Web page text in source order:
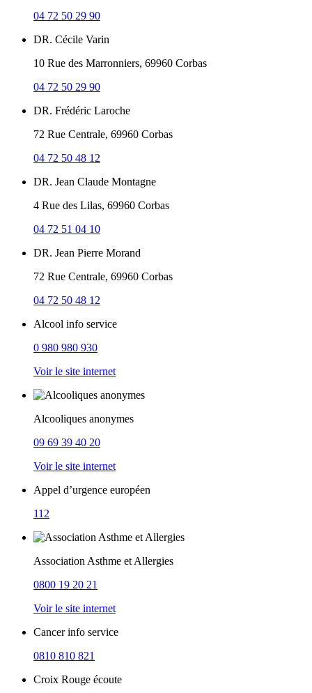
04 72 50 29 90
DR. Cécile Varin
10 Rue des Marronniers, 69960 Corbas
04 72 50 29 90
DR. Frédéric Laroche
72 Rue Centrale, 69960 Corbas
04 72 50 48 12
DR. Jean Claude Montagne
4 Rue des Lilas, 69960 Corbas
04 72 51 04 10
DR. Jean Pierre Morand
72 Rue Centrale, 69960 Corbas
04 72 50 48 12
Alcool info service
0 980 980 930
Voir le site internet
Alcooliques anonymes
09 69 39 40 20
Voir le site internet
Appel d’urgence européen
112
Association Asthme et Allergies
0800 19 20 21
Voir le site internet
Cancer info service
0810 810 821
Croix Rouge écoute